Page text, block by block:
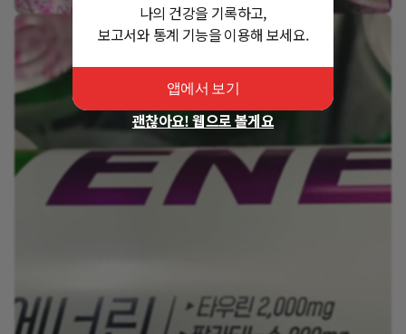
나의 건강을 기록하고,
보고서와 통계 기능을 이용해 보세요.
앱에서 보기
괜찮아요! 웹으로 볼게요